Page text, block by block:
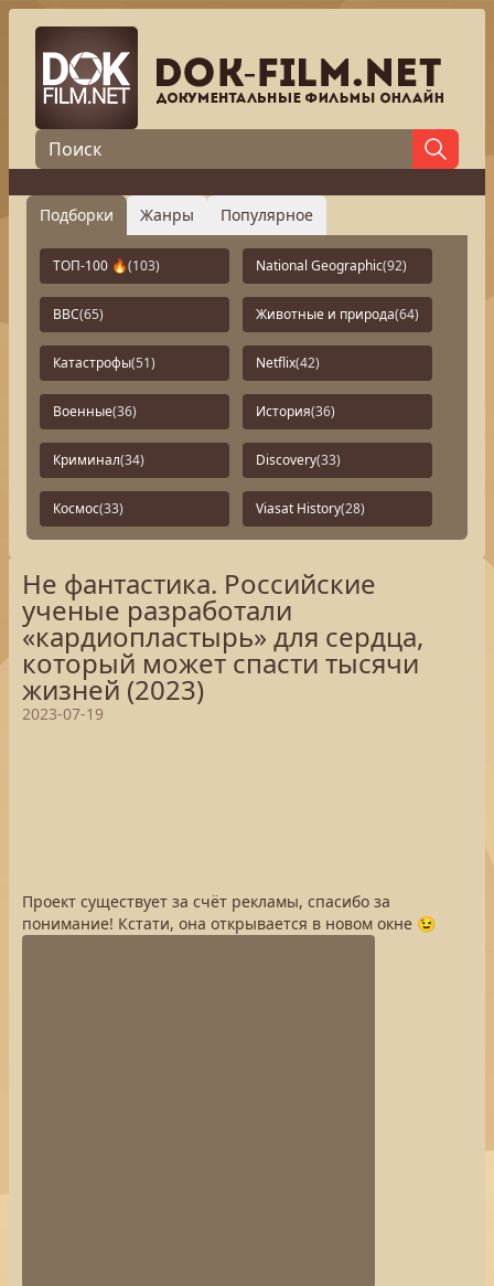
Подборки Жанры Популярное
ТОП-100 🔥(103) National Geographic(92)
BBC(65) Животные и природа(64)
Катастрофы(51) Netflix(42)
Военные(36) История(36)
Криминал(34) Discovery(33)
Космос(33) Viasat History(28)
Не фантастика. Российские
ученые разработали
«кардиопластырь» для сердца,
который может спасти тысячи
жизней (2023)
2023-07-19
Проект существует за счёт рекламы, спасибо за
понимание! Кстати, она открывается в новом окне 😉